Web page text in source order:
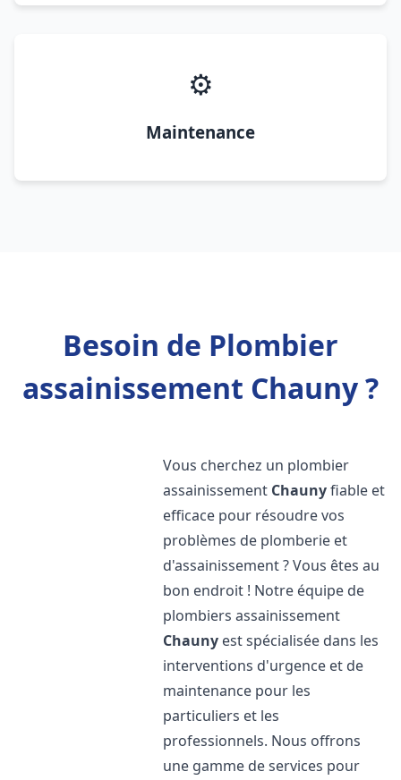
⚙️
Maintenance
Besoin de Plombier
assainissement Chauny ?
Vous cherchez un plombier
assainissement Chaunyfiable et
efficace pour résoudre vos
problèmes de plomberie et
d'assainissement ? Vous êtes au
bon endroit ! Notre équipe de
plombiers assainissement
Chauny est spécialisée dans les
interventions d'urgence et de
maintenance pour les
particuliers et les
professionnels. Nous offrons
une gamme de services pour